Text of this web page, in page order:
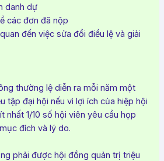
danh dự
các đơn đã nộp
đến việc sửa đổi điều lệ và giải
thường lệ diễn ra mỗi năm một
tập đại hội nếu vì lợi ích của hiệp hội
nhất 1/10 số hội viên yêu cầu họp
đích và lý do.
phải được hội đồng quản trị triệu